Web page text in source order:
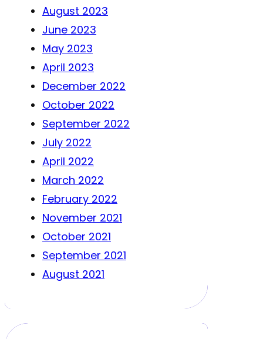
August 2023
June 2023
May 2023
April 2023
December 2022
October 2022
September 2022
July 2022
April 2022
March 2022
February 2022
November 2021
October 2021
September 2021
August 2021